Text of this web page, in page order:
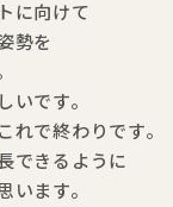
に向けて
勢を
いです。
れで終わりです。
できるように
います。